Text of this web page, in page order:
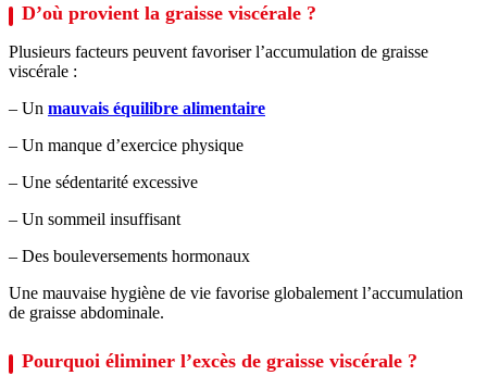
D’où provient la graisse viscérale ?
Plusieurs facteurs peuvent favoriser l’accumulation de graisse
viscérale :
– Un mauvais équilibre alimentaire
– Un manque d’exercice physique
– Une sédentarité excessive
– Un sommeil insuffisant
– Des bouleversements hormonaux
Une mauvaise hygiène de vie favorise globalement l’accumulation
de graisse abdominale.
Pourquoi éliminer l’excès de graisse viscérale ?